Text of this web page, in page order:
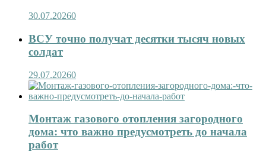
30.07.20260
ВСУ точно получат десятки тысяч новых
солдат
29.07.20260
Монтаж газового отопления загородного
дома: что важно предусмотреть до начала
работ